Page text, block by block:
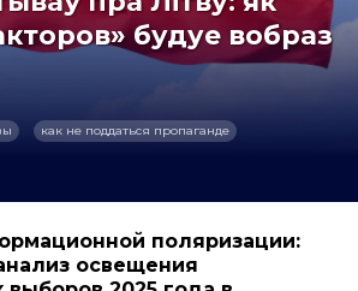
будуе вобраз
как не поддаться пропаганде
поляризации:
освещения